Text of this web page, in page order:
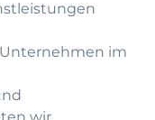
im